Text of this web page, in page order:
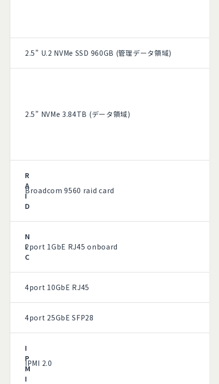
2.5” U.2 NVMe SSD 960GB (管理データ領域)
2.5” NVMe 3.84TB (データ領域)
R
A
I
D
Broadcom 9560 raid card​
N
I
C
2port 1GbE RJ45 onboard
4port 10GbE RJ45
4port 25GbE SFP28
I
P
M
I
IPMI 2.0